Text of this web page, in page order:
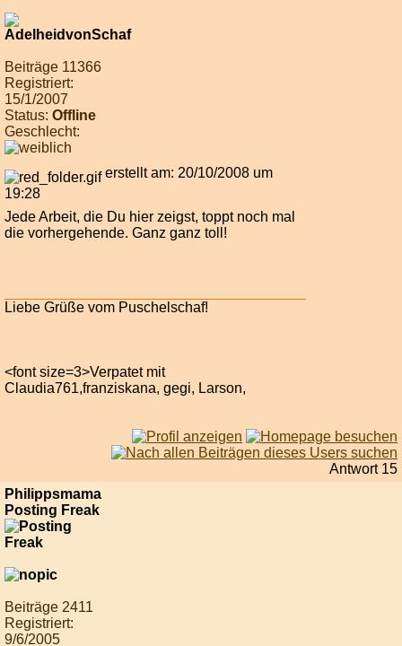
Beiträge 11366
Registriert:
15/1/2007
Status: Offline
Geschlecht:
erstellt am: 20/10/2008 um
19:28
Jede Arbeit, die Du hier zeigst, toppt noch mal
die vorhergehende. Ganz ganz toll!
Liebe Grüße vom Puschelschaf!
<font size=3>Verpatet mit
Claudia761,franziskana, gegi, Larson,
Antwort 15
Philippsmama
Posting Freak
Beiträge 2411
Registriert:
9/6/2005